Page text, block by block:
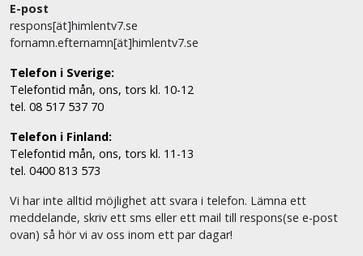
E-post
respons[ät]himlentv7.se
fornamn.efternamn[ät]himlentv7.se
Telefon i Sverige:
Telefontid mån, ons, tors kl. 10-12
tel. 08 517 537 70
Telefon i Finland:
Telefontid mån, ons, tors kl. 11-13
tel. 0400 813 573
Vi har inte alltid möjlighet att svara i telefon. Lämna ett
meddelande, skriv ett sms eller ett mail till respons(se e-post
ovan) så hör vi av oss inom ett par dagar!